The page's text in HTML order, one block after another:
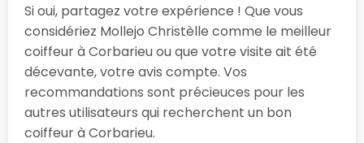
Si oui, partagez votre expérience ! Que vous
considériez Mollejo Christèlle comme le meilleur
coiffeur à Corbarieu ou que votre visite ait été
décevante, votre avis compte. Vos
recommandations sont précieuces pour les
autres utilisateurs qui recherchent un bon
coiffeur à Corbarieu.